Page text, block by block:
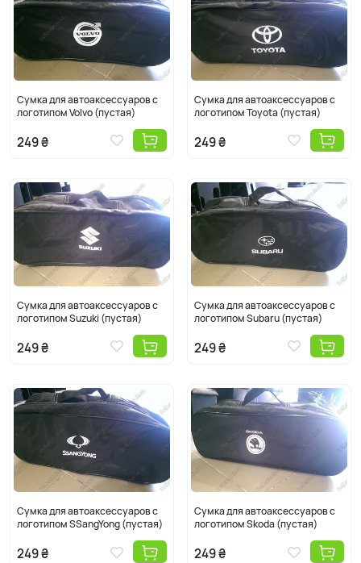
Сумка для автоаксессуаров с
логотипом Volvo (пустая)
249 ₴
Сумка для автоаксессуаров с
логотипом Toyota (пустая)
249 ₴
Сумка для автоаксессуаров с
логотипом Suzuki (пустая)
249 ₴
Сумка для автоаксессуаров с
логотипом Subaru (пустая)
249 ₴
Сумка для автоаксессуаров с
логотипом SSangYong (пустая)
249 ₴
Сумка для автоаксессуаров с
логотипом Skoda (пустая)
249 ₴